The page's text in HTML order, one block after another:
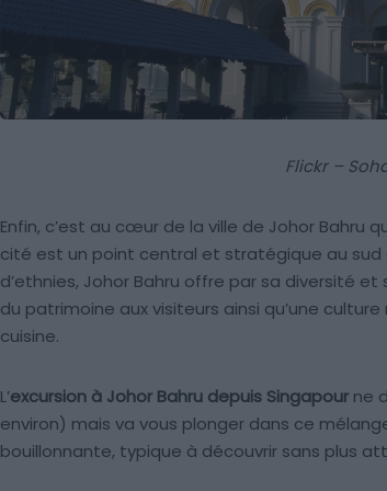
Flickr –
Enfin, c’est au cœur de la ville de Johor Bahru
cité est un point central et stratégique au sud
d’ethnies, Johor Bahru offre par sa diversité
du patrimoine aux visiteurs ainsi qu’une
cuisine.
L’excursion à Johor Bahru depuis Singapour ne
environ) mais va vous plonger dans ce
bouillonnante, typique à découvrir sans plus